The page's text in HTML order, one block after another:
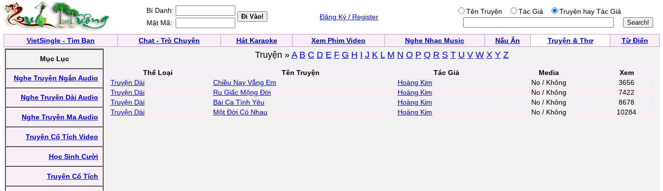
Bí Danh:
Mật Mã:
Đăng Ký / Register
Tên Truyện Tác Giả Truyện hay Tác Giả
VietSingle - Tìm Bạn Chat - Trò Chuyện Hát Karaoke Xem Phim Video Nghe Nhạc Music Nấu Ăn Truyện & Thơ Từ Điển
Mục Lục
Nghe Truyện Ngắn Audio
Nghe Truyện Dài Audio
Nghe Truyện Ma Audio
Truyện Cổ Tích Video
Học Sinh Cười
Truyện Cổ Tích
Truyện » A B C D E F G H I J K L M N O P Q R S T U V W X Y Z
Thể Loại Tên Truyện Tác Giả Media
Xem
Truyện Dài
Chiều Nay Vắng Em Hoàng Kim No / Không
3656
Truyện Dài
Ru Giấc Mộng Đời Hoàng Kim No / Không
7422
Truyện Dài
Bài Ca Tình Yêu Hoàng Kim No / Không
8678
Truyện Dài
Một Đời Có Nhau Hoàng Kim No / Không 10284